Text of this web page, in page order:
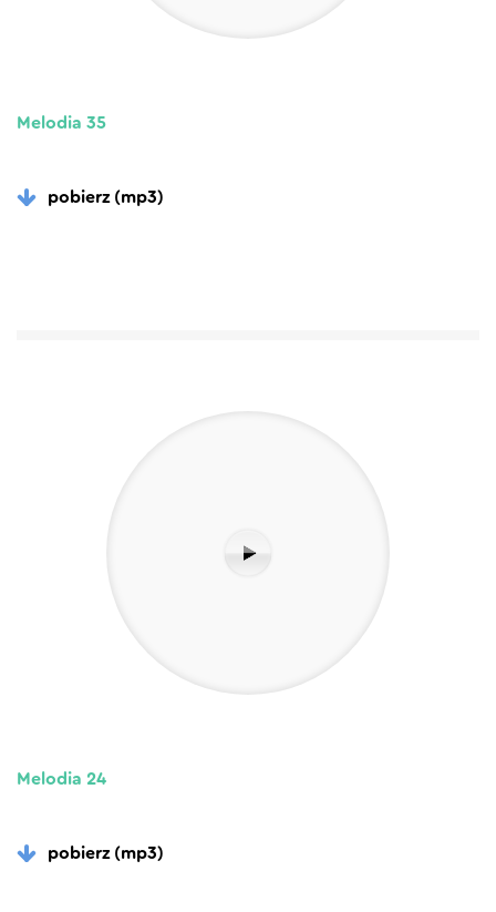
Melodia 35
pobierz (mp3)
Melodia 24
pobierz (mp3)